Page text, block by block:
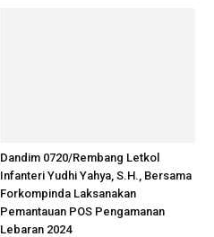
Dandim 0720/Rembang Letkol
Infanteri Yudhi Yahya, S.H., Bersama
Forkompinda Laksanakan
Pemantauan POS Pengamanan
Lebaran 2024